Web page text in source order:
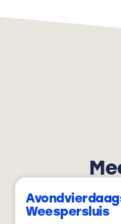
Weespersluis